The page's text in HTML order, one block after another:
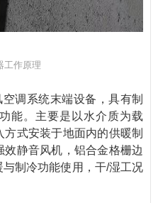
工作原理
调系统末端设备，具有制
能。主要是以水介质为载
式安装于地面内的供暖制
静音风机，铝合金格栅边
制冷功能使用，干/湿工况